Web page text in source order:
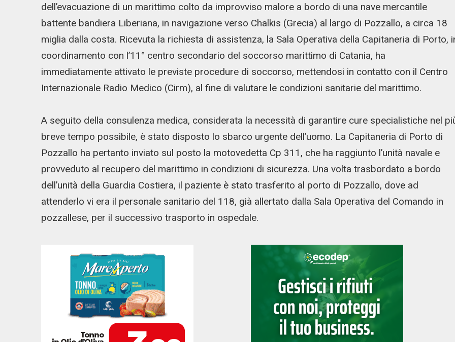
dell’evacuazione di un marittimo colto da improvviso malore a bordo di una nave mercantile
battente bandiera Liberiana, in navigazione verso Chalkis (Grecia) al largo di Pozzallo, a circa 18
miglia dalla costa. Ricevuta la richiesta di assistenza, la Sala Operativa della Capitaneria di Porto,
coordinamento con l’11° centro secondario del soccorso marittimo di Catania, ha
immediatamente attivato le previste procedure di soccorso, mettendosi in contatto con il Centro
Internazionale Radio Medico (Cirm), al fine di valutare le condizioni sanitarie del marittimo.
A seguito della consulenza medica, considerata la necessità di garantire cure specialistiche nel
breve tempo possibile, è stato disposto lo sbarco urgente dell’uomo. La Capitaneria di Porto di
Pozzallo ha pertanto inviato sul posto la motovedetta Cp 311, che ha raggiunto l’unità navale e
provveduto al recupero del marittimo in condizioni di sicurezza. Una volta trasbordato a bordo
dell’unità della Guardia Costiera, il paziente è stato trasferito al porto di Pozzallo, dove ad
attenderlo vi era il personale sanitario del 118, già allertato dalla Sala Operativa del Comando in
pozzallese, per il successivo trasporto in ospedale.